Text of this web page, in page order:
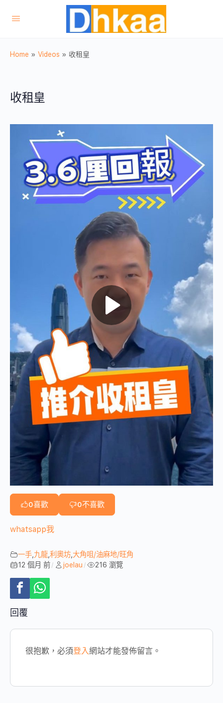
Home » Videos » 收租皇
收租皇
0喜歡 0不喜歡
whatsapp我
一手 九龍 利奧坊 大角咀/油麻地/旺角
12 個月 前 / joelau / 216 瀏覽
回覆
很抱歉，必須登入網站才能發佈留言。